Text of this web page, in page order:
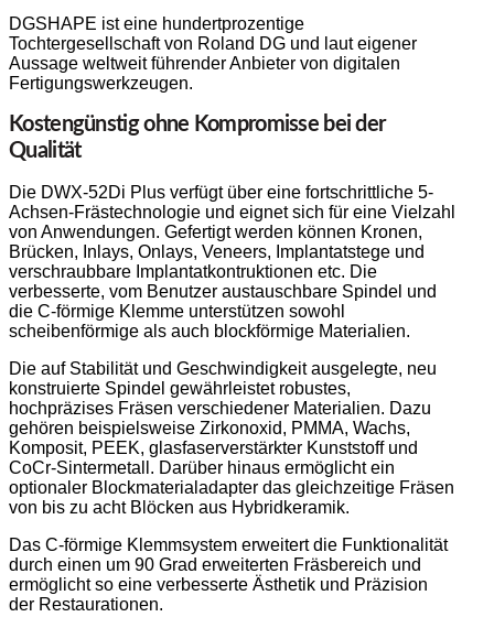
DGSHAPE ist eine hundertprozentige
Tochtergesellschaft von Roland DG und laut eigener
Aussage weltweit führender Anbieter von digitalen
Fertigungswerkzeugen.
Kostengünstig ohne Kompromisse bei der
Qualität
Die DWX-52Di Plus verfügt über eine fortschrittliche 5-
Achsen-Frästechnologie und eignet sich für eine Vielzahl
von Anwendungen. Gefertigt werden können Kronen,
Brücken, Inlays, Onlays, Veneers, Implantatstege und
verschraubbare Implantatkontruktionen etc. Die
verbesserte, vom Benutzer austauschbare Spindel und
die C-förmige Klemme unterstützen sowohl
scheibenförmige als auch blockförmige Materialien.
Die auf Stabilität und Geschwindigkeit ausgelegte, neu
konstruierte Spindel gewährleistet robustes,
hochpräzises Fräsen verschiedener Materialien. Dazu
gehören beispielsweise Zirkonoxid, PMMA, Wachs,
Komposit, PEEK, glasfaserverstärkter Kunststoff und
CoCr-Sintermetall. Darüber hinaus ermöglicht ein
optionaler Blockmaterialadapter das gleichzeitige Fräsen
von bis zu acht Blöcken aus Hybridkeramik.
Das C-förmige Klemmsystem erweitert die Funktionalität
durch einen um 90 Grad erweiterten Fräsbereich und
ermöglicht so eine verbesserte Ästhetik und Präzision
der Restaurationen.